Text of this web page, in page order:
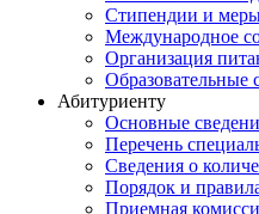
Стипендии и
Международное
Организация
Образовательные
Абитуриенту
Основные
Перечень
Cведения о
Порядок и
Приемная